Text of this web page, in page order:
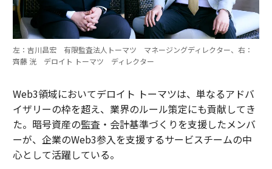
左：吉川昌宏 有限監査法人トーマツ マネージングディレクター、右：
齊藤 洸 デロイト トーマツ ディレクター
Web3領域においてデロイト トーマツは、単なるアドバ
イザリーの枠を超え、業界のルール策定にも貢献してき
た。暗号資産の監査・会計基準づくりを支援したメンバ
ーが、企業のWeb3参入を支援するサービスチームの中
心として活躍している。